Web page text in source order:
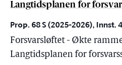
Langtidsplanen for
Prop. 68 S (2025-2026), Innst.
Forsvarsløftet - Økte
Langtidsplanen for